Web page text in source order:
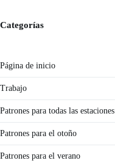
Categorías
Página de inicio
Trabajo
Patrones para todas las estaciones
Patrones para el otoño
Patrones para el verano